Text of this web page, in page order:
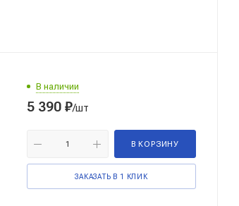
В наличии
5 390 ₽/шт
В КОРЗИНУ
ЗАКАЗАТЬ В 1 КЛИК